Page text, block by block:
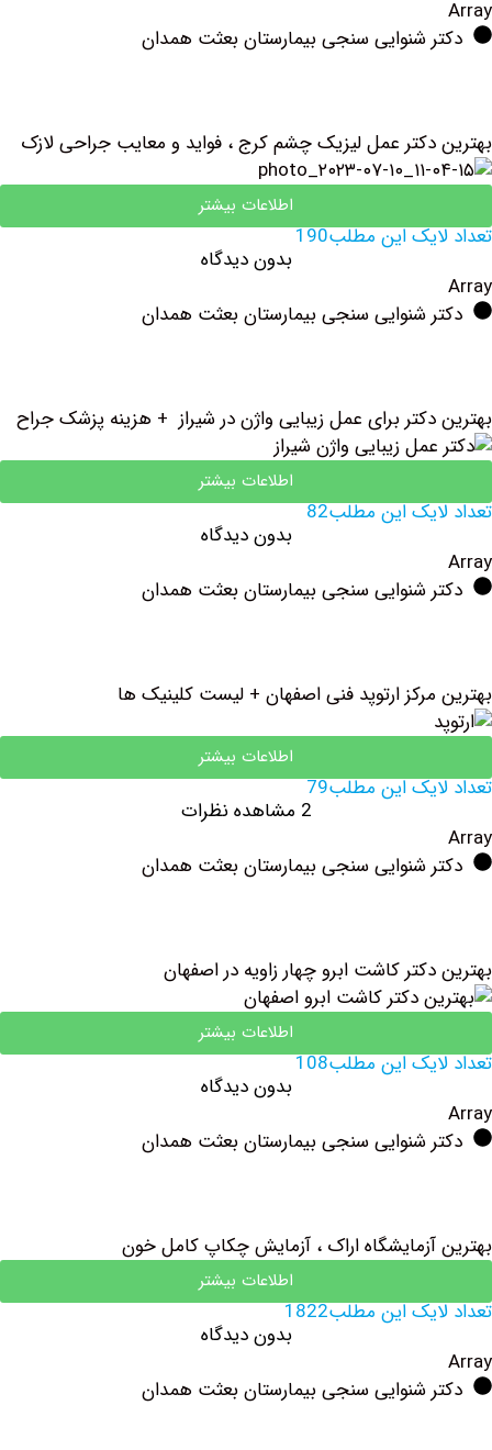
شنوایی سنجی بیمارستان بعثت همدان
عمل لیزیک چشم کرج ، فواید و معایب جراحی لازک
اطلاعات بیشتر
این مطلب190
بدون دیدگاه
شنوایی سنجی بیمارستان بعثت همدان
برای عمل زیبایی واژن در شیراز + هزینه پزشک جراح
اطلاعات بیشتر
این مطلب82
بدون دیدگاه
شنوایی سنجی بیمارستان بعثت همدان
ارتوپد فنی اصفهان + لیست کلینیک ها
اطلاعات بیشتر
این مطلب79
شنوایی سنجی بیمارستان بعثت همدان
کاشت ابرو چهار زاویه در اصفهان
اطلاعات بیشتر
این مطلب108
بدون دیدگاه
شنوایی سنجی بیمارستان بعثت همدان
اراک ، آزمایش چکاپ کامل خون
اطلاعات بیشتر
این مطلب1822
بدون دیدگاه
شنوایی سنجی بیمارستان بعثت همدان